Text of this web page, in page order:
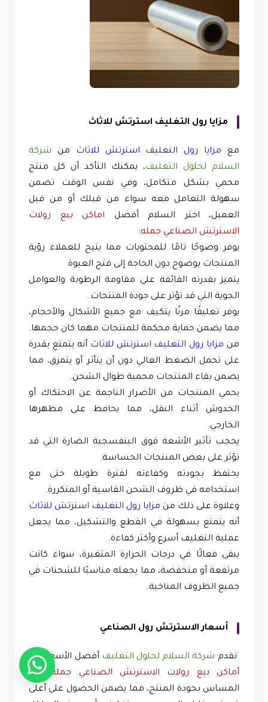
مزايا رول التغليف استرتش للاثاث
مع مزايا رول التغليف استرتش للاثاث من شركة
السلام لحلول التغليف، يمكنك التأكد أن كل منتج
محمي بشكل متكامل، وفي نفس الوقت تضمن
سهولة التعامل معه سواء من قبلك أو من قبل
العميل، اختر السلام أفضل اماكن بيع رولات
الاسترتش الصناعي جمله:
يوفر وضوحًا تامًا للمحتويات مما يتيح للعملاء رؤية
المنتجات بوضوح دون الحاجة إلى فتح العبوة.
يتميز بقدرته الفائقة على مقاومة الرطوبة والعوامل
الجوية التي قد تؤثر على جودة المنتجات.
يوفر تغليفًا مرنًا يتكيف مع جميع الأشكال والأحجام،
مما يضمن حماية محكمة للمنتجات مهما كان حجمها.
من مزايا رول التغليف استرتش للاثاث أنه يتمتع بقدرة
على تحمل الضغط العالي دون أن يتأثر أو يتمزق، مما
يضمن بقاء المنتجات محمية طوال الشحن.
يحمي المنتجات من الأضرار الناجمة عن الاحتكاك أو
الخدوش أثناء النقل، مما يحافظ على مظهرها
الخارجي.
يحجب تأثير الأشعة فوق البنفسجية الضارة التي قد
تؤثر على بعض المنتجات الحساسة.
يحتفظ بجودته وكفاءته لفترة طويلة حتى مع
استخدامه في ظروف الشحن القاسية أو المتكررة.
وعلاوة على ذلك من مزايا رول التغليف استرتش للاثاث
أنه يتمتع بسهولة في القطع والتشكيل، مما يجعل
عملية التغليف أسرع وأكثر كفاءة.
يبقى فعالًا في درجات الحرارة المتغيرة، سواء كانت
مرتفعة أو منخفضة، مما يجعله مناسبًا للشحنات في
جميع الظروف المناخية.
أسعار الاسترتش رول الصناعي
تقدم شركة السلام لحلول التغليف أفضل الأسعار في
أماكن بيع رولات الاسترتش الصناعي جملة دون
المساس بجودة المنتج، مما يضمن الحصول على أعلى